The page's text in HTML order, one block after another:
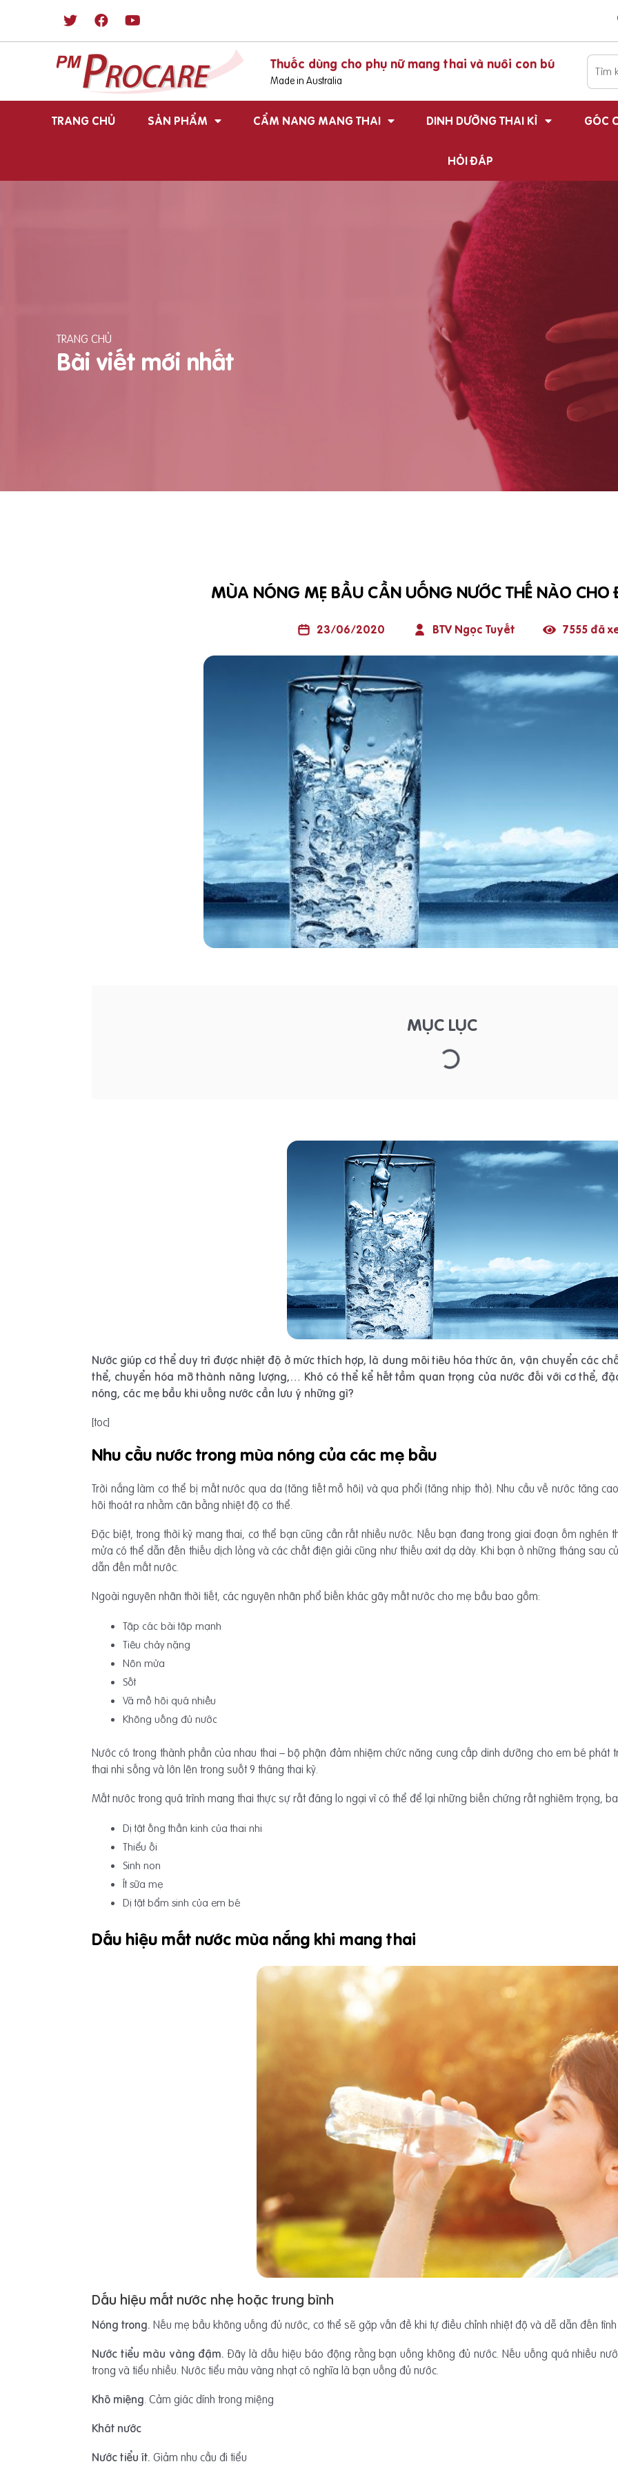
Thuốc dùng cho phụ nữ mang thai và nuôi con bú
Made in Australia
TRANG CHỦ SẢN PHẨM CẨM NANG MANG THAI DINH DƯỠNG THAI KÌ GÓC
HỎI ĐÁP
TRANG CHỦ
Bài viết mới nhất
MÙA NÓNG MẸ BẦU CẦN UỐNG NƯỚC THẾ NÀO CHO
23/06/2020 BTV Ngọc Tuyết 7555 đã
MỤC LỤC
Nước giúp cơ thể duy trì được nhiệt độ ở mức thích hợp, là dung môi tiêu hóa thức ăn, vận chuyển các
thể, chuyển hóa mỡ thành năng lượng,… Khó có thể kể hết tầm quan trọng của nước đối với cơ thể,
nóng, các mẹ bầu khi uống nước cần lưu ý những gì?
[toc]
Nhu cầu nước trong mùa nóng của các mẹ bầu
Trời nắng làm cơ thể bị mất nước qua da (tăng tiết mồ hôi) và qua phổi (tăng nhịp thở). Nhu cầu về nước tăng
hôi thoát ra nhằm cân bằng nhiệt độ cơ thể.
Đặc biệt, trong thời kỳ mang thai, cơ thể bạn cũng cần rất nhiều nước. Nếu bạn đang trong giai đoạn ốm nghén
mửa có thể dẫn đến thiếu dịch lỏng và các chất điện giải cũng như thiếu axit dạ dày. Khi bạn ở những tháng sau
dẫn đến mất nước.
Ngoài nguyên nhân thời tiết, các nguyên nhân phổ biến khác gây mất nước cho mẹ bầu bao gồm:
Tập các bài tập mạnh
Tiêu chảy nặng
Nôn mửa
Sốt
Vã mồ hôi quá nhiều
Không uống đủ nước
Nước có trong thành phần của nhau thai – bộ phận đảm nhiệm chức năng cung cấp dinh dưỡng cho em bé phát
thai nhi sống và lớn lên trong suốt 9 tháng thai kỳ.
Mất nước trong quá trình mang thai thực sự rất đáng lo ngại vì có thể để lại những biến chứng rất nghiêm trọng,
Dị tật ống thần kinh của thai nhi
Thiểu ối
Sinh non
Ít sữa mẹ
Dị tật bẩm sinh của em bé
Dấu hiệu mất nước mùa nắng khi mang thai
Dấu hiệu mất nước nhẹ hoặc trung bình
Nóng trong. Nếu mẹ bầu không uống đủ nước, cơ thể sẽ gặp vấn đề khi tự điều chỉnh nhiệt độ và dễ dẫn đến
Nước tiểu màu vàng đậm. Đây là dấu hiệu báo động rằng bạn uống không đủ nước. Nếu uống quá nhiều
trong và tiểu nhiều. Nước tiểu màu vàng nhạt có nghĩa là bạn uống đủ nước.
Khô miệng. Cảm giác dính trong miệng
Khát nước
Nước tiểu ít. Giảm nhu cầu đi tiểu